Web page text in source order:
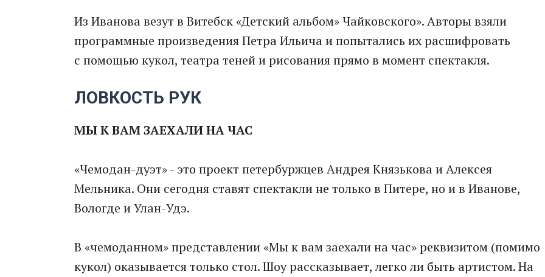
Из Иванова везут в Витебск «Детский альбом» Чайковского». Авторы взяли
программные произведения Петра Ильича и попытались их расшифровать
с помощью кукол, театра теней и рисования прямо в момент спектакля.
ЛОВКОСТЬ РУК
МЫ К ВАМ ЗАЕХАЛИ НА ЧАС
«Чемодан-дуэт» - это проект петербуржцев Андрея Князькова и Алексея
Мельника. Они сегодня ставят спектакли не только в Питере, но и в Иванове,
Вологде и Улан-Удэ.
В «чемоданном» представлении «Мы к вам заехали на час» реквизитом (помимо
кукол) оказывается только стол. Шоу рассказывает, легко ли быть артистом. На